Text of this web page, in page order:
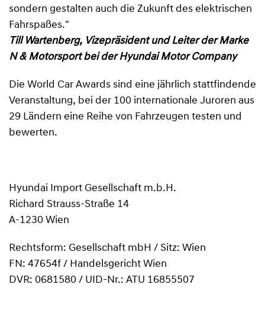
sondern gestalten auch die Zukunft des elektrischen
Fahrspaßes."
Till Wartenberg, Vizepräsident und Leiter der Marke
N & Motorsport bei der Hyundai Motor Company
Die World Car Awards sind eine jährlich stattfindende
Veranstaltung, bei der 100 internationale Juroren aus
29 Ländern eine Reihe von Fahrzeugen testen und
bewerten.
Hyundai Import Gesellschaft m.b.H.
Richard Strauss-Straße 14
A-1230 Wien
Rechtsform: Gesellschaft mbH / Sitz: Wien
FN: 47654f / Handelsgericht Wien
DVR: 0681580 / UID-Nr.: ATU 16855507